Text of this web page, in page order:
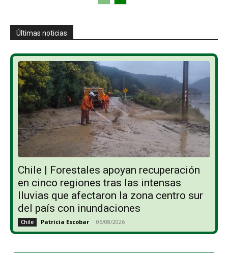
Últimas noticias
Chile | Forestales apoyan recuperación
en cinco regiones tras las intensas
lluvias que afectaron la zona centro sur
del país con inundaciones
Chile Patricia Escobar - 06/08/2026